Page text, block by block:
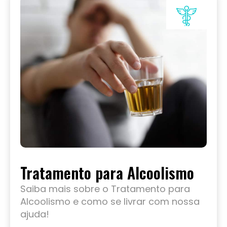
Tratamento para Alcoolismo
Saiba mais sobre o Tratamento para
Alcoolismo e como se livrar com nossa
ajuda!